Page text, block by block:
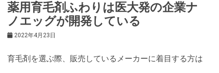
薬用育毛剤ふわりは医大発の企業ナ
ノエッグが開発している
2022年4月23日
育毛剤を選ぶ際、販売しているメーカーに着目する方は